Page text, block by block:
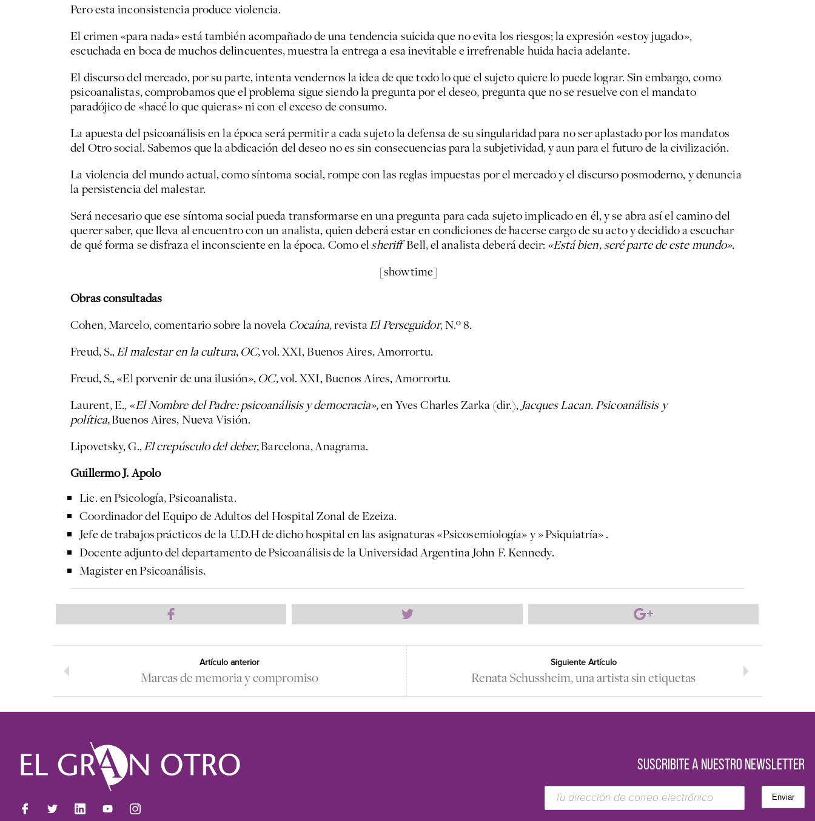
Pero esta inconsistencia produce violencia.
El crimen «para nada» está también acompañado de una tendencia suicida que no evita los riesgos; la expresión «estoy jugado»,
escuchada en boca de muchos delincuentes, muestra la entrega a esa inevitable e irrefrenable huida hacia adelante.
El discurso del mercado, por su parte, intenta vendernos la idea de que todo lo que el sujeto quiere lo puede lograr. Sin embargo, como
psicoanalistas, comprobamos que el problema sigue siendo la pregunta por el deseo, pregunta que no se resuelve con el mandato
paradójico de «hacé lo que quieras» ni con el exceso de consumo.
La apuesta del psicoanálisis en la época será permitir a cada sujeto la defensa de su singularidad para no ser aplastado por los mandatos
del Otro social. Sabemos que la abdicación del deseo no es sin consecuencias para la subjetividad, y aun para el futuro de la civilización.
La violencia del mundo actual, como síntoma social, rompe con las reglas impuestas por el mercado y el discurso posmoderno, y denuncia
la persistencia del malestar.
Será necesario que ese síntoma social pueda transformarse en una pregunta para cada sujeto implicado en él, y se abra así el camino del
querer saber, que lleva al encuentro con un analista, quien deberá estar en condiciones de hacerse cargo de su acto y decidido a escuchar
de qué forma se disfraza el inconsciente en la época. Como elsheriffBell, el analista deberá decir: «Está bien, seré parte de este mundo».
[showtime]
Obras consultadas
Cohen, Marcelo, comentario sobre la novela Cocaína, revistaEl Perseguidor, N.º 8.
Freud, S.,El malestar en la cultura,OC,vol. XXI, Buenos Aires, Amorrortu.
Freud, S., «El porvenir de una ilusión»,OC,vol. XXI, Buenos Aires, Amorrortu.
Laurent, E., «El Nombre del Padre: psicoanálisis y democracia»,en Yves Charles Zarka (dir.), Jacques Lacan. Psicoanálisis y
política,Buenos Aires, Nueva Visión.
Lipovetsky, G.,El crepúsculo del deber,Barcelona,Anagrama.
Guillermo J. Apolo
Lic. en Psicología, Psicoanalista.
Coordinador del Equipo de Adultos del Hospital Zonal de Ezeiza.
Jefe de trabajos prácticos de la U.D.H de dicho hospital en las asignaturas «Psicosemiología» y » Psiquiatría» .
Docente adjunto del departamento de Psicoanálisis de la Universidad Argentina John F. Kennedy.
Magister en Psicoanálisis.
Artículo anterior
Marcas de memoria y compromiso
Siguiente Artículo
Renata Schussheim, una artista sin etiquetas
SUSCRIBITE A NUESTRO NEWSLETTER